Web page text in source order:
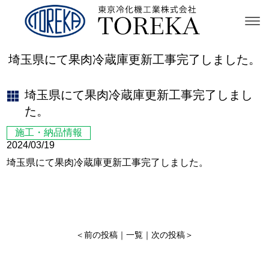
埼玉県にて果肉冷蔵庫更新工事完了しました。
埼玉県にて果肉冷蔵庫更新工事完了しまし
た。
施工・納品情報
2024/03/19
埼玉県にて果肉冷蔵庫更新工事完了しました。
＜ 前の投稿 一覧 次の投稿 ＞